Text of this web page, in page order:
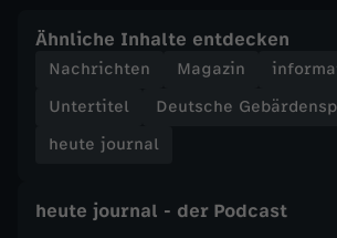
e
j
o
u
Ähnliche Inhalte entdecken
Nachrichten Magazin
Untertitel
Deutsche
heute journal
heute journal - der Podcast